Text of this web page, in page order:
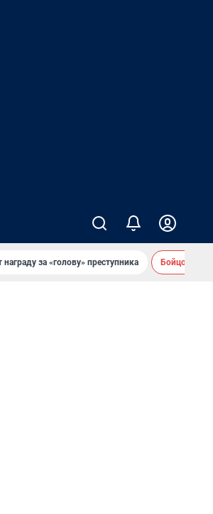
за «голову» преступника Бойцовский